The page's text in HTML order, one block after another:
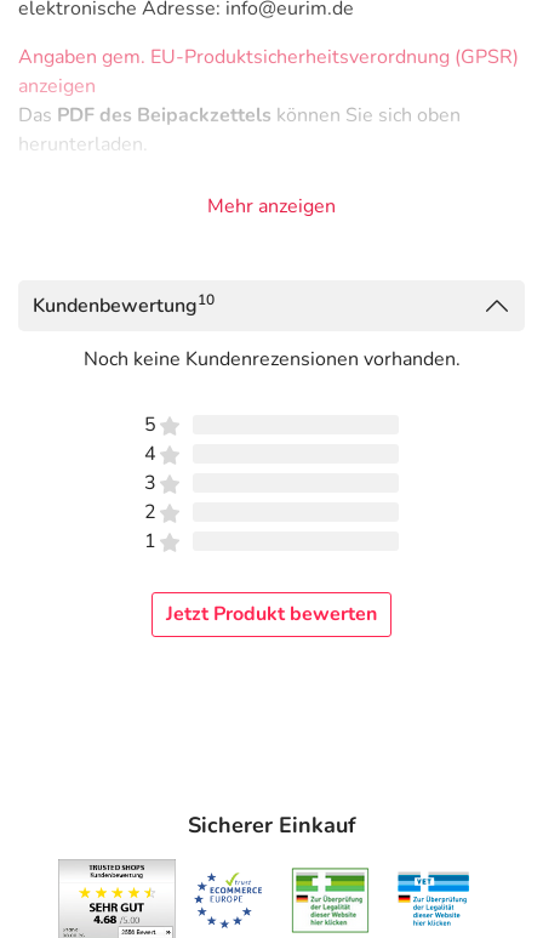
elektronische Adresse: info@eurim.de
Angaben gem. EU-Produktsicherheitsverordnung (GPSR)
anzeigen
Das PDF des Beipackzettels können Sie sich oben
herunterladen.
Mehr anzeigen
Kundenbewertung10
Noch keine Kundenrezensionen vorhanden.
5
4
3
2
1
Jetzt Produkt bewerten
Sicherer Einkauf